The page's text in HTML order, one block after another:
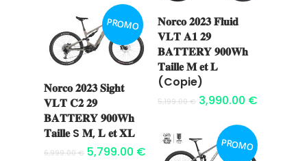
Ajouter au
panier
𝐍𝐨𝐫𝐜𝐨 𝟐𝟎𝟐𝟑 𝐅𝐥𝐮𝐢𝐝
𝐕𝐋𝐓 𝐀𝟏 𝟐𝟗
𝐁𝐀𝐓𝐓𝐄𝐑𝐘 𝟗𝟎𝟎𝐖𝐡
𝐓𝐚𝐢𝐥𝐥𝐞 𝐌 𝐞𝐭 𝐋
(Copie)
5,199.00€ 3,990.00 €
PROMO
Ajouter au
panier
𝐍𝐨𝐫𝐜𝐨 𝟐𝟎𝟐𝟑 𝐒𝐢𝐠𝐡𝐭
𝐕𝐋𝐓 𝐂𝟐 𝟐𝟗
𝐁𝐀𝐓𝐓𝐄𝐑𝐘 𝟗𝟎𝟎𝐖𝐡
𝐓𝐚𝐢𝐥𝐥𝐞 S 𝐌, 𝐋 𝐞𝐭 𝐗𝐋
6,999.00€ 5,799.00 € PROMO